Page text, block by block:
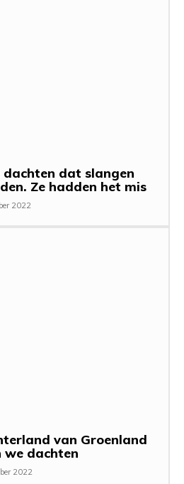
dachten dat slangen
Ze hadden het mis
2022
van Groenland
we dachten
2022